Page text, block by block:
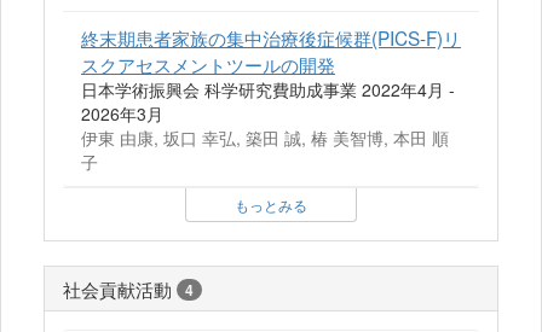
終末期患者家族の集中治療後症候群(PICS-F)リ
スクアセスメントツールの開発
日本学術振興会 科学研究費助成事業 2022年4月 -
2026年3月
伊東 由康, 坂口 幸弘, 築田 誠, 椿 美智博, 本田 順
子
もっとみる
社会貢献活動 4